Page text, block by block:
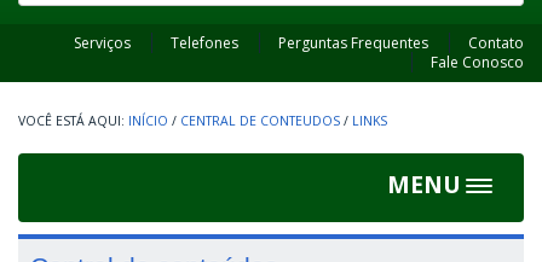
Serviços Telefones Perguntas Frequentes
Contato
Fale Conosco
INÍCIO / CENTRAL DE CONTEUDOS / LINKS
MENU
Toggle